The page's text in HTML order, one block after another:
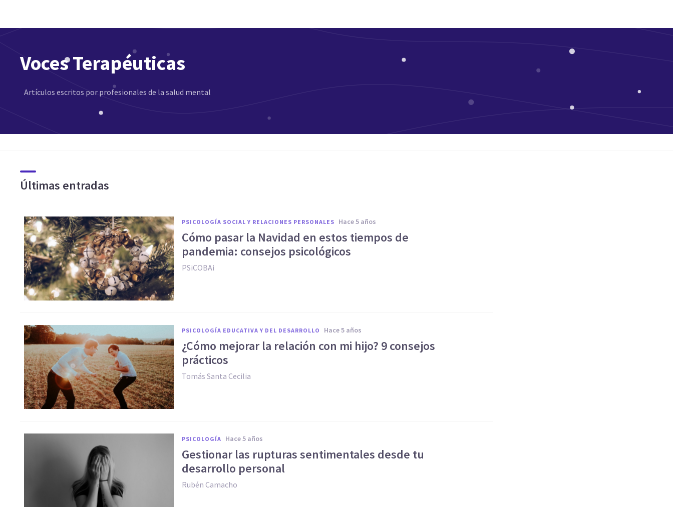
Voces Terapéuticas
Artículos escritos por profesionales de la salud mental
Últimas entradas
PSICOLOGÍA SOCIAL Y RELACIONES PERSONALES hace 5 años
Cómo pasar la Navidad en estos tiempos de
pandemia: consejos psicológicos
PSiCOBAi
PSICOLOGÍA EDUCATIVA Y DEL DESARROLLO hace 5 años
¿Cómo mejorar la relación con mi hijo? 9 consejos
prácticos
Tomás Santa Cecilia
PSICOLOGÍA hace 5 años
Gestionar las rupturas sentimentales desde tu
desarrollo personal
Rubén Camacho